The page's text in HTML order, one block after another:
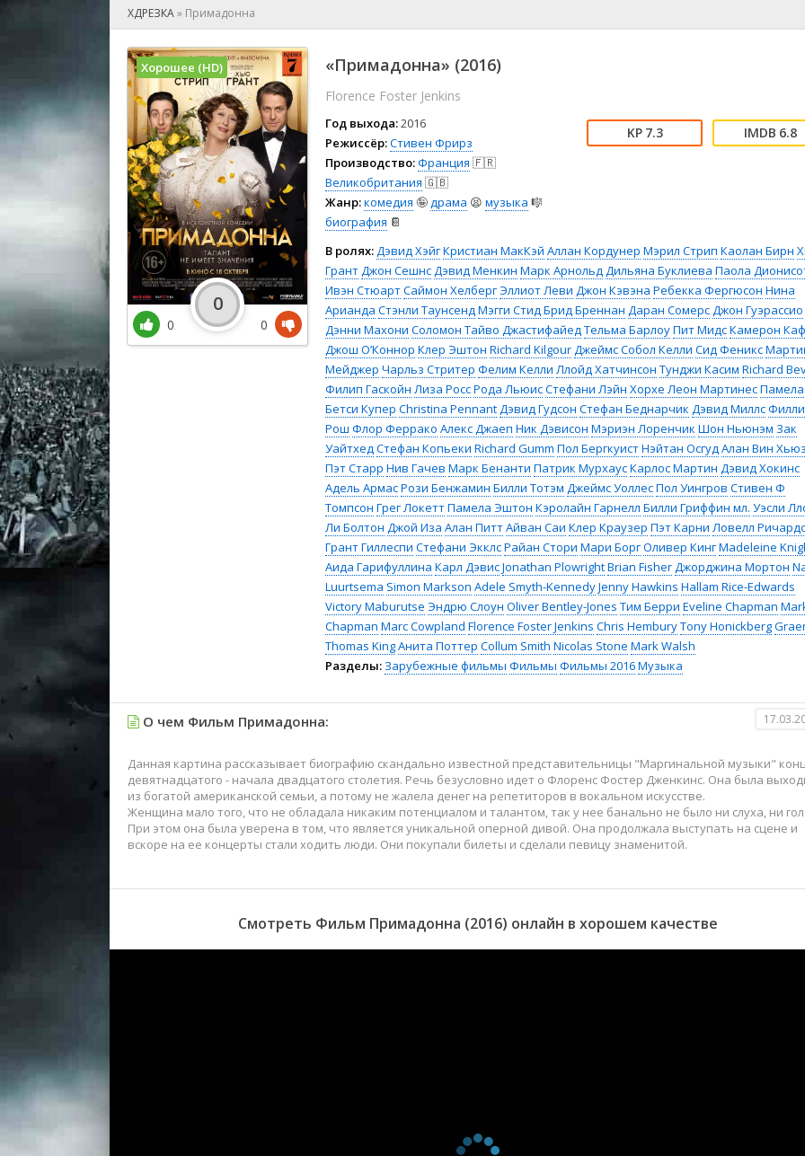
🕺 Мюзикл
👨‍💻 Реальное тв
🎤 Ток-шоу
😱 Ужасы
🧙‍♀️ Фантастика
🤠 Фильм-нуар
🧝‍♂️ Фэнтези
🏅 Церемония
ХДРЕЗКА» Примадонна
«Примадонна» (2016)
Florence Foster Jenkins
Год выхода:2016
Режиссёр:Стивен Фрирз
Производство:Франция 🇫🇷
Великобритания 🇬🇧
Жанр:комедия 🤪драма 😫 музыка 🎼
биография 📔
7.3 6.8
В ролях:Дэвид ХэйгКристиан МакКэй Аллан Кордунер Мэрил Стрип Каолан Бирн
ГрантДжон СешнсДэвид Менкин Марк АрнольдДильяна Буклиева Паола
Ивэн СтюартСаймон ХелбергЭллиот Леви Джон Кэвэна Ребекка Фергюсон Нина
Арианда Стэнли ТаунсендМэгги СтидБрид Бреннан Даран СомерсДжон Гуэрассио
Дэнни Махони Соломон Тайво ДжастифайедТельма БарлоуПит МидсКамерон
Джош О’Коннор Клер Эштон Richard KilgourДжеймс Собол Келли Сид Феникс
Мейджер Чарльз Стритер Фелим Келли Ллойд Хатчинсон Тунджи Касим Richard
Филип Гаскойн Лиза РоссРода ЛьюисСтефани Лэйн Хорхе Леон МартинесПамела
Бетси Купер Christina PennantДэвид Гудсон Стефан Беднарчик Дэвид Миллс
Рош Флор Феррако Алекс Джаеп Ник Дэвисон Мэриэн Лоренчик Шон Ньюнэм Зак
УайтхедСтефан Копьеки Richard Gumm Пол БергкуистНэйтан ОсгудАлан Вин
Пэт Старр Нив Гачев Марк Бенанти Патрик МурхаусКарлос Мартин Дэвид Хокинс
Адель АрмасРози Бенжамин Билли Тотэм Джеймс УоллесПол Уингров Стивен Ф
Томпсон Грег ЛокеттПамела Эштон Кэролайн Гарнелл Билли Гриффин мл. Уэсли
Ли Болтон Джой Иза Алан ПиттАйван Саи Клер Краузер Пэт Карни Ловелл Ричардс
Грант Гиллеспи Стефани ЭкклсРайан Стори Мари БоргОливер КингMadeleine
Аида Гарифуллина Карл ДэвисJonathan PlowrightBrian FisherДжорджина Мортон
Luurtsema Simon Markson Adele Smyth-KennedyJenny Hawkins Hallam Rice-Edwards
Victory Maburutse Эндрю Слоун Oliver Bentley-Jones Тим Берри Eveline Chapman
Chapman Marc Cowpland Florence Foster Jenkins Chris HemburyTony Honickberg
Thomas KingАнита Поттер Collum Smith Nicolas Stone Mark Walsh
Разделы: Зарубежные фильмы Фильмы Фильмы 2016Музыка
Хорошее (HD)
0
0
0
О чем Фильм Примадонна:
Данная картина рассказывает биографию скандально известной представительницы "Маргинальной музыки"
девятнадцатого - начала двадцатого столетия. Речь безусловно идет о Флоренс Фостер Дженкинс. Она была
из богатой американской семьи, а потому не жалела денег на репетиторов в вокальном искусстве.
Женщина мало того, что не обладала никаким потенциалом и талантом, так у нее банально не было ни слуха, ни
При этом она была уверена в том, что является уникальной оперной дивой. Она продолжала выступать на сцене и
вскоре на ее концерты стали ходить люди. Они покупали билеты и сделали певицу знаменитой.
Смотреть Фильм Примадонна (2016) онлайн в хорошем качестве